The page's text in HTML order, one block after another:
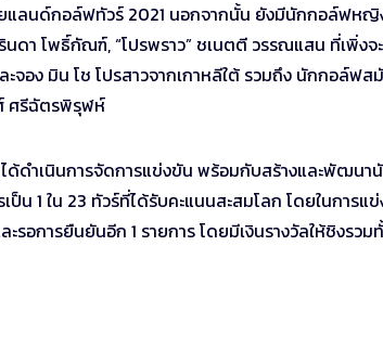
แลนด์กอล์ฟทัวร์ 2021 นอกจากนั้น ยังมีนักกอล์ฟหญิ
า โพธิ์กัณฑ์, “โปรพราว” ชเนตตี วรรณแสน ที่เพิ่งจ
อง มิน โช โปรสาวจากเกาหลีใต้ รวมถึง นักกอล์ฟส
ศรีฉัตรพิรุฬห์
ด้ดำเนินการจัดการแข่งขัน พร้อมกับสร้างและพัฒนา
น 1 ใน 23 ทัวร์ที่ได้รับคะแนนสะสมโลก โดยในการแ
อการยืนยันอีก 1 รายการ โดยมีเงินรางวัลให้ชิงรวม